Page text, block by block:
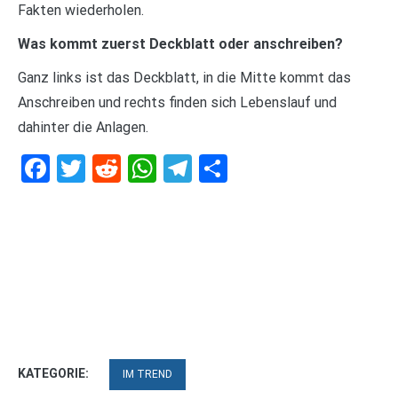
Fakten wiederholen.
Was kommt zuerst Deckblatt oder anschreiben?
Ganz links ist das Deckblatt, in die Mitte kommt das
Anschreiben und rechts finden sich Lebenslauf und
dahinter die Anlagen.
Facebook
Twitter
RedditWhatsApp
Telegram
KATEGORIE: IM TREND